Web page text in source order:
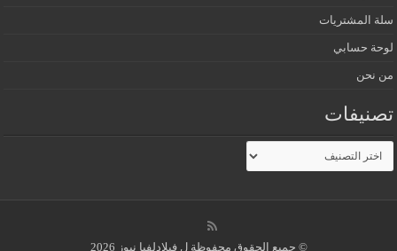
سلة المشتريات
لوحة حسابي
من نحن
تصنيفات
تصنيفات
© جميع الحقوق محفوظة ل فيلادلفيا نيوز 2026